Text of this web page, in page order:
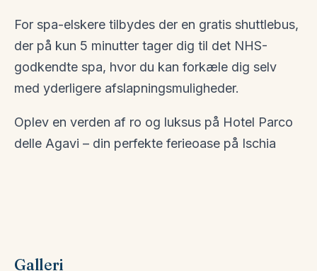
For spa-elskere tilbydes der en gratis shuttlebus,
der på kun 5 minutter tager dig til det NHS-
godkendte spa, hvor du kan forkæle dig selv
med yderligere afslapningsmuligheder.
Oplev en verden af ro og luksus på Hotel Parco
delle Agavi – din perfekte ferieoase på Ischia
Galleri